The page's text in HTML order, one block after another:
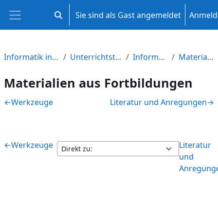
Website-Übersicht
Sucheingabe umschalten
Sie sind als Gast angemeldet
Informatik in der Qualifikationsphase M-V Unterrichtsthemen und Aufgabenbereiche Informatisches Problemlösen Materialien aus Fortbildungen
Materialien aus Fortbildungen
Abschnittsübersicht
←Werkzeuge Literatur und Anregungen→
←Werkzeuge
Literatur
und